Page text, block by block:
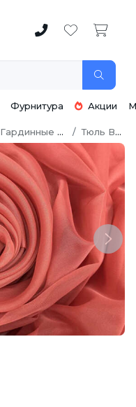
Фурнитура Акции
Гардинные ткани Тюль Вуаль
Next